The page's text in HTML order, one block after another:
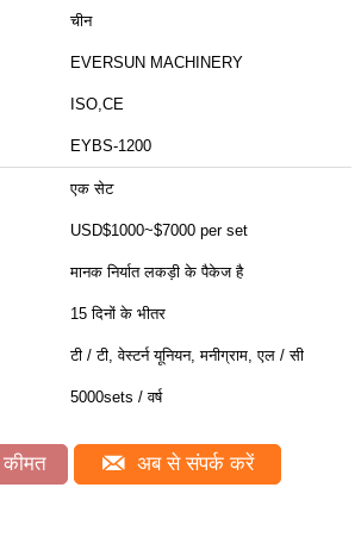
चीन
EVERSUN MACHINERY
ISO,CE
EYBS-1200
एक सेट
USD$1000~$7000 per set
मानक निर्यात लकड़ी के पैकेज है
15 दिनों के भीतर
टी / टी, वेस्टर्न यूनियन, मनीग्राम, एल / सी
5000sets / वर्ष
अब से संपर्क करें